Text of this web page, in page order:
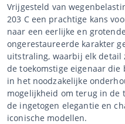
Vrijgesteld van
203 C een prachtige kans
naar een eerlijke en
ongerestaureerde karakter
uitstraling, waarbij elk detail
de toekomstige eigenaar
in het noodzakelijke
mogelijkheid om terug in de
de ingetogen elegantie en
iconische modellen.